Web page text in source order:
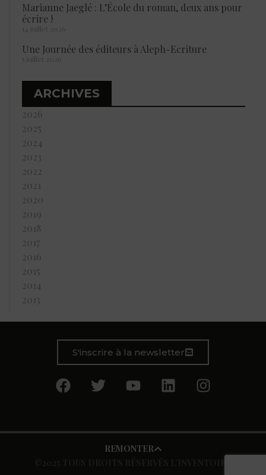
Marianne Jaeglé : L’École du roman, deux ans pour
écrire !
14 juillet 2026
Une Journée des éditeurs à Aleph-Ecriture
5 juillet 2026
ARCHIVES
2026
2025
2024
2023
2022
2021
2020
2019
2018
2017
2016
2015
2014
2013
S'inscrire à la newsletter
REMONTER